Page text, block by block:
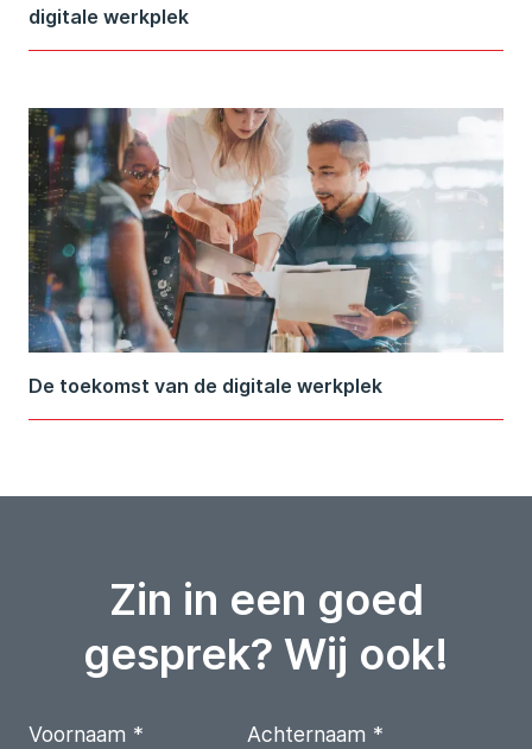
digitale werkplek
De toekomst van de digitale werkplek
Zin in een goed
gesprek? Wij ook!
Voornaam * Achternaam *